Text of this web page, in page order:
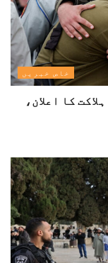
خاص خبریں
کا اعلان،